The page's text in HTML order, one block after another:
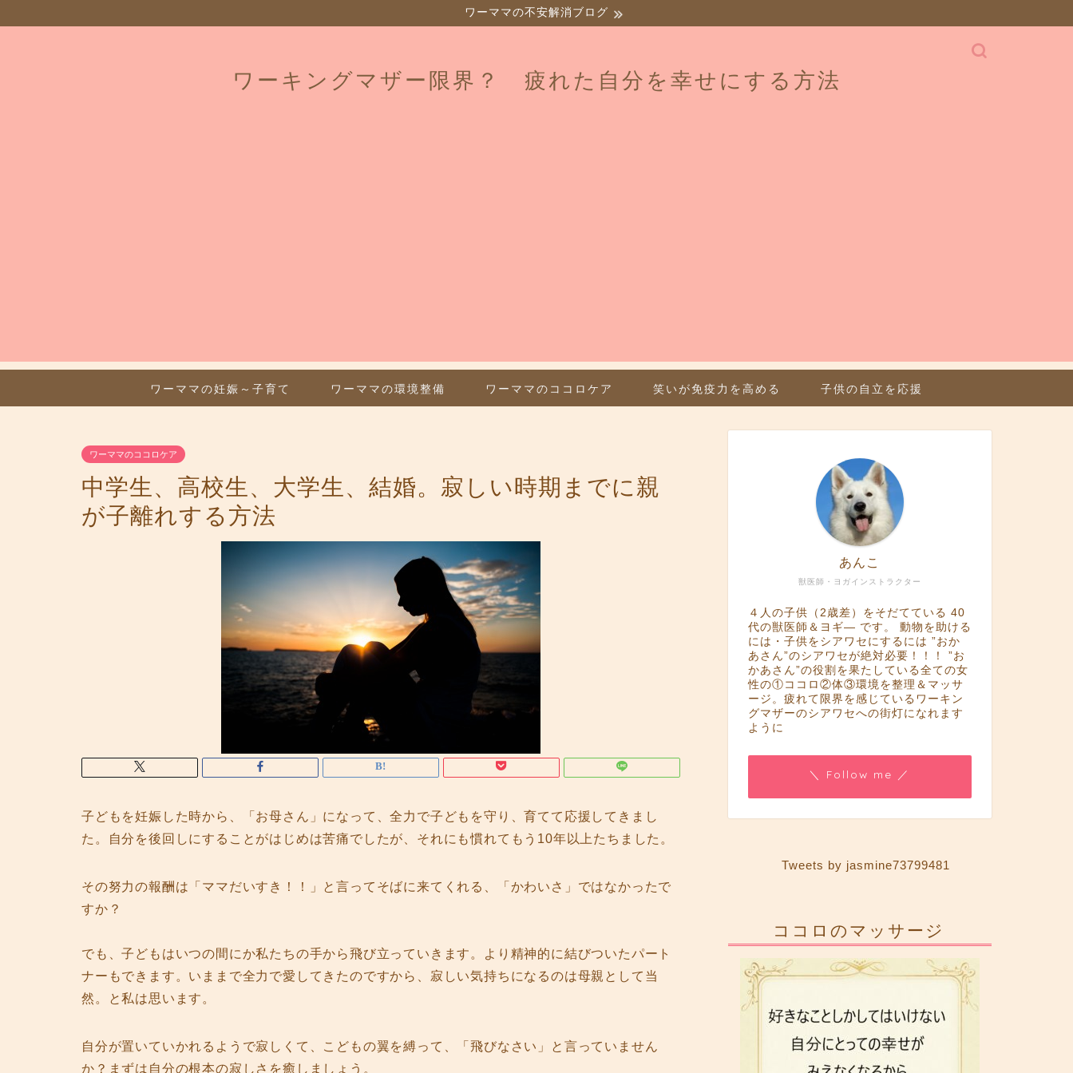
ワーママの不安解消ブログ
ワーキングマザー限界？ 疲れた自分を幸せにする方法
ワーママの妊娠～子育て ワーママの環境整備 ワーママのココロケア 笑いが免疫力を高める 子供の自立を応援
ワーママのココロケア
中学生、高校生、大学生、結婚。寂しい時期までに親
が子離れする方法
子どもを妊娠した時から、「お母さん」になって、全力で子どもを守り、育てて応援してきまし
た。自分を後回しにすることがはじめは苦痛でしたが、それにも慣れてもう10年以上たちました。
その努力の報酬は「ママだいすき！！」と言ってそばに来てくれる、「かわいさ」ではなかったで
すか？
でも、子どもはいつの間にか私たちの手から飛び立っていきます。より精神的に結びついたパート
ナーもできます。いままで全力で愛してきたのですから、寂しい気持ちになるのは母親として当
然。と私は思います。
自分が置いていかれるようで寂しくて、こどもの翼を縛って、「飛びなさい」と言っていません
か？まずは自分の根本の寂しさを癒しましょう。
獣医師・ヨガインストラクター
あんこ
４人の子供（2歳差）をそだてている 40
代の獣医師＆ヨギ― です。 動物を助ける
には・子供をシアワセにするには ”おか
あさん”のシアワセが絶対必要！！！ ”お
かあさん”の役割を果たしている全ての女
性の①ココロ②体③環境を整理＆マッサ
ージ。疲れて限界を感じているワーキン
グマザーのシアワセへの街灯になれます
ように
＼ Follow me ／
Tweets by jasmine73799481
ココロのマッサージ